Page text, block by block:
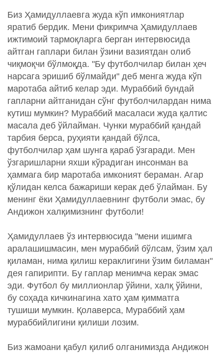
Биз Ҳамидуллаевга жуда кўп имкониятлар
яратиб бердик. Мени фикримча Ҳамидуллаев
ижтимоий тармоқларга берган интервюсида
айтган гаплари билан ўзини вазиятдан олиб
чиқмоқчи бўлмоқда. "Бу футболчилар билан ҳеч
нарсага эришиб бўлмайди" деб менга жуда кўп
маротаба айтиб келар эди. Мураббий бундай
гапларни айтганидан сўнг футболчилардан нима
кутиш мумкин? Мураббий масаласи жуда қалтис
масала деб ўйлайман. Чунки мураббий қандай
тарбия берса, руҳияти қандай бўлса,
футболчилар ҳам шунга қараб ўзгаради. Мен
ўзгаришларни яхши кўрадиган инсонман ва
ҳаммага бир маротаба имконият бераман. Агар
қўлидан келса бажариши керак деб ўлайман. Бу
менинг ёки Ҳамидуллаевнинг футболи эмас, бу
Андижон халқимизнинг футболи!
Ҳамидуллаев ўз интервюсида "мени ишимга
аралашишмасин, мен мураббий бўлсам, ўзим ҳал
қиламан, нима қилиш кераклигини ўзим биламан"
дея гапирипти. Бу гаплар менимча керак эмас
эди. Футбол бу миллионлар ўйини, халқ ўйини,
бу соҳада кичкинагина хато ҳам қимматга
тушиши мумкин. Қолаверса, Мураббий ҳам
мураббийлигини қилиши лозим.
Биз жамоани қабул қилиб олганимизда Андижон